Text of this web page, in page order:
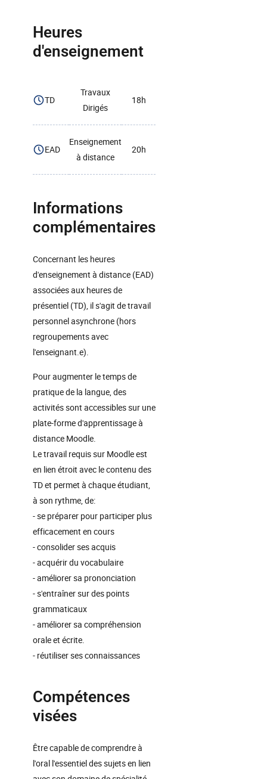
Heures
d'enseignement
TD
Travaux
Dirigés
18h
EAD
Enseignement
à distance
20h
Informations
complémentaires
Concernant les heures
d'enseignement à distance (EAD)
associées aux heures de
présentiel (TD), il s'agit de travail
personnel asynchrone (hors
regroupements avec
l'enseignant.e).
Pour augmenter le temps de
pratique de la langue, des
activités sont accessibles sur une
plate-forme d'apprentissage à
distance Moodle.
Le travail requis sur Moodle est
en lien étroit avec le contenu des
TD et permet à chaque étudiant,
à son rythme, de:
- se préparer pour participer plus
efficacement en cours
- consolider ses acquis
- acquérir du vocabulaire
- améliorer sa prononciation
- s'entraîner sur des points
grammaticaux
- améliorer sa compréhension
orale et écrite.
- réutiliser ses connaissances
Compétences
visées
Être capable de comprendre à
l'oral l'essentiel des sujets en lien